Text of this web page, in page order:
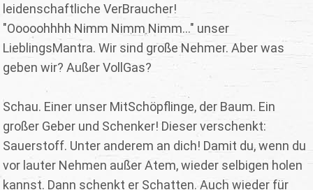
leidenschaftliche VerBraucher!
"Ooooohhhh Nimm Nimm Nimm..." unser
LieblingsMantra. Wir sind große Nehmer. Aber was
geben wir? Außer VollGas?
Schau. Einer unser MitSchöpflinge, der Baum. Ein
großer Geber und Schenker! Dieser verschenkt:
Sauerstoff. Unter anderem an dich! Damit du, wenn du
vor lauter Nehmen außer Atem, wieder selbigen holen
kannst. Dann schenkt er Schatten. Auch wieder für